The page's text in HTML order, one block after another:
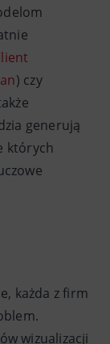
) czy
generują
których
każda z firm
wizualizacji